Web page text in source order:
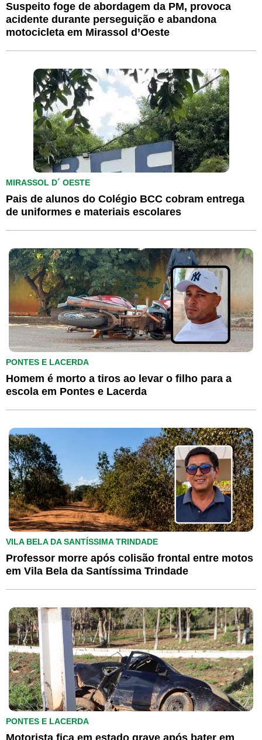
Suspeito foge de abordagem da PM, provoca
acidente durante perseguição e abandona
motocicleta em Mirassol d’Oeste
MIRASSOL D´ OESTE
Pais de alunos do Colégio BCC cobram entrega
de uniformes e materiais escolares
PONTES E LACERDA
Homem é morto a tiros ao levar o filho para a
escola em Pontes e Lacerda
VILA BELA DA SANTÍSSIMA TRINDADE
Professor morre após colisão frontal entre motos
em Vila Bela da Santíssima Trindade
PONTES E LACERDA